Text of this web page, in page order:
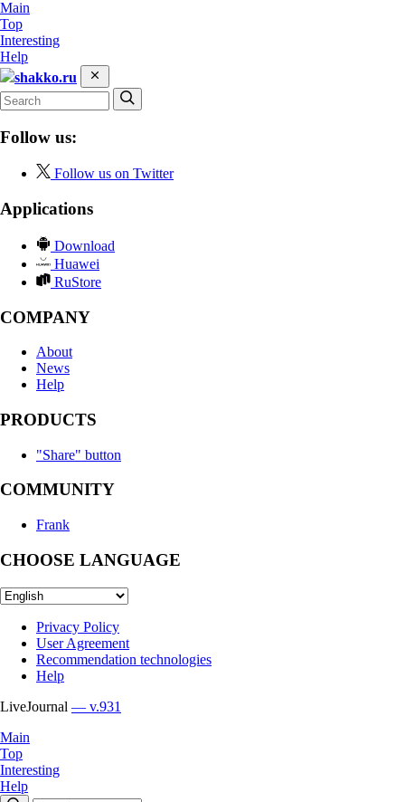
Main
Top
Interesting
Help
shakko.ru
Follow us:
Follow us on Twitter
Applications
Download
Huawei
RuStore
COMPANY
About
News
Help
PRODUCTS
"Share" button
COMMUNITY
Frank
CHOOSE LANGUAGE
Privacy Policy
User Agreement
Recommendation technologies
Help
LiveJournal — v.931
Main
Top
Interesting
Help